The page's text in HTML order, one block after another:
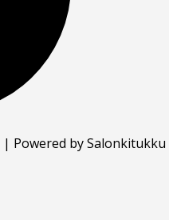
Powered by Salonkitukku